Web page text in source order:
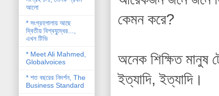
কেমন করে?
অনেক শিক্ষিত মানুষ
ইত্যাদি, ইত্যাদি।
আলো
* সংগ্রহশালায় আছে
দ্বিতীয় বিশ্বযু্দ্ধের...,
এখন টিভি
* Meet Ali Mahmed,
Globalvoices
* শত বছরের নিদর্শন, The
Business Standard